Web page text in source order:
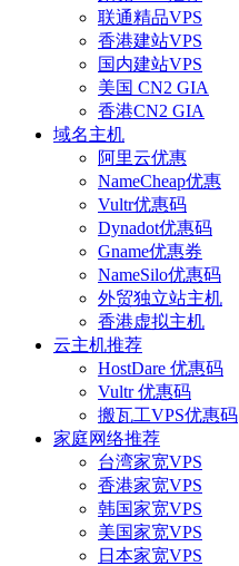
联通精品VPS
香港建站VPS
国内建站VPS
美国 CN2 GIA
香港CN2 GIA
域名主机
阿里云优惠
NameCheap优惠
Vultr优惠码
Dynadot优惠码
Gname优惠券
NameSilo优惠码
外贸独立站主机
香港虚拟主机
云主机推荐
HostDare 优惠码
Vultr 优惠码
搬瓦工VPS优惠码
家庭网络推荐
台湾家宽VPS
香港家宽VPS
韩国家宽VPS
美国家宽VPS
日本家宽VPS